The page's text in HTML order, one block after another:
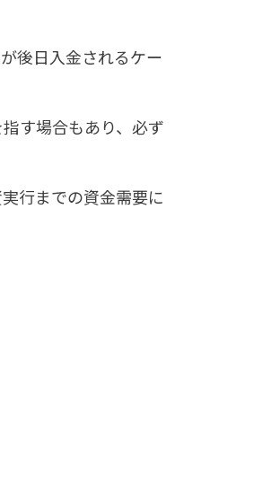
後日入金されるケー
す場合もあり、必ず
行までの資金需要に